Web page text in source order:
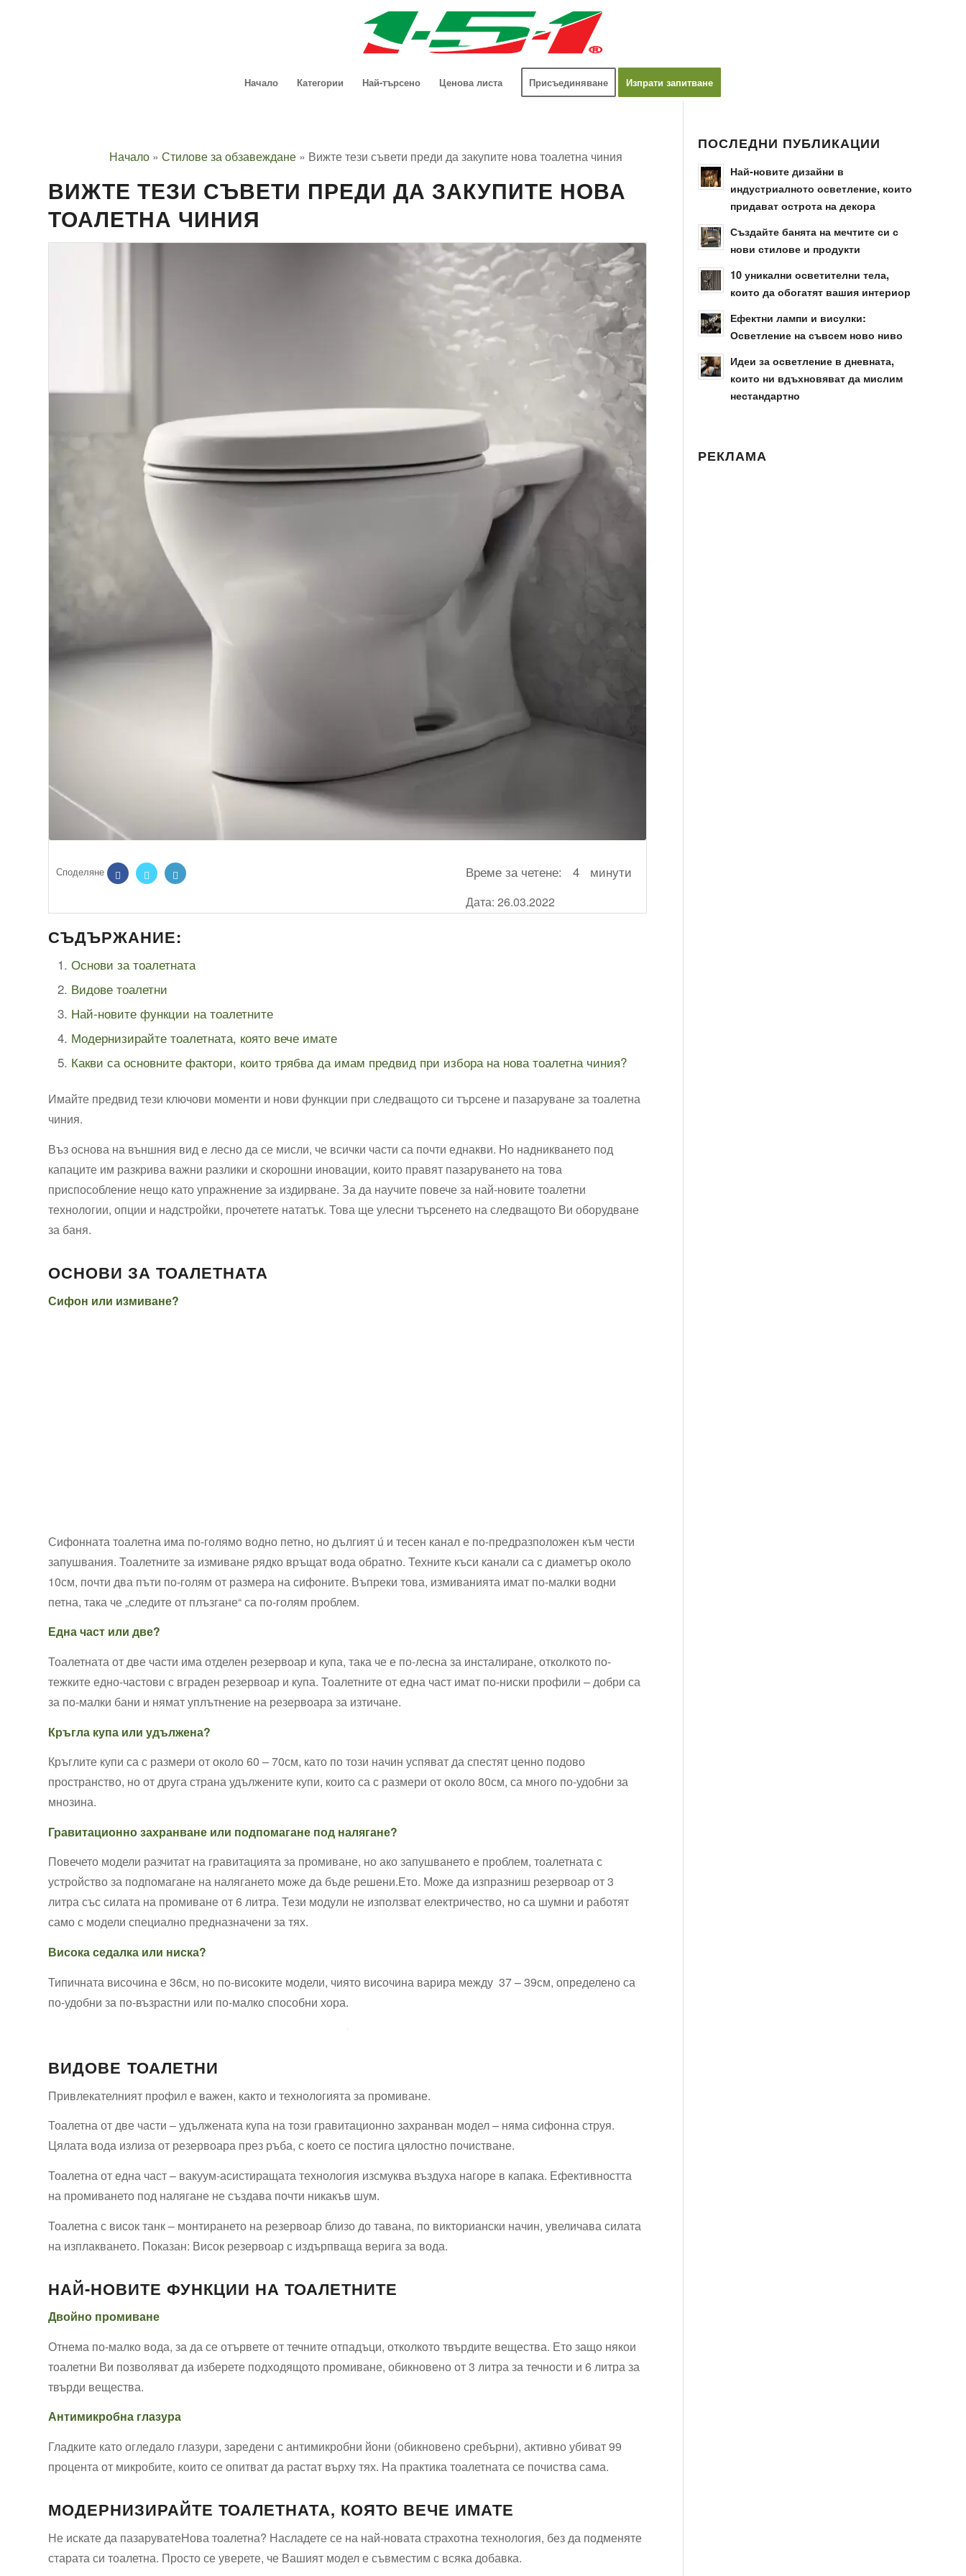
Начало Категории Най-търсено Ценова листа Присъединяване Изпрати запитване
Начало» Стилове за обзавеждане» Вижте тези съвети преди да закупите нова тоалетна чиния
ВИЖТЕ ТЕЗИ СЪВЕТИ ПРЕДИ ДА ЗАКУПИТЕ НОВА
ТОАЛЕТНА ЧИНИЯ
Време за четене: 4 минути
Дата: 26.03.2022
СЪДЪРЖАНИЕ:
Основи за тоалетната
Видове ⁢тоалетни
Най-новите функции на тоалетните
Модернизирайте тоалетната, която вече имате
Какви са основните фактори, които ⁢трябва да имам ​предвид при избора​ на⁤ нова тоалетна чиния?
Имайте предвид тези ключови моменти и нови функции при следващото си⁣ търсене и пазаруване за тоалетна
чиния.
Въз основа на външния вид е ⁤лесно да се мисли, че всички части ⁢са почти еднакви. Но надникването под
капаците им⁤ разкрива важни​ разлики и скорошни иновации, които правят‍ пазаруването на това
приспособление нещо като​ упражнение за издирване. За да научите повече за най-новите​ тоалетни
⁢технологии, опции и надстройки, прочетете нататък. Това ще улесни търсенето на следващото Ви оборудване
за баня.
ОСНОВИ ЗА ТОАЛЕТНАТА
Сифон или измиване?
Сифонната тоалетна има по-голямо водно петно, но дългият ú и тесен канал е по-предразположен към чести
запушвания. Тоалетните за измиване рядко връщат вода‍ обратно. Техните къси канали са с диаметър около
10см, почти ⁤два пъти по-голям от размера на сифоните. Въпреки‌ това, измиванията имат по-малки водни​
петна, така че „следите⁢ от плъзгане“ са по-голям проблем.
Една ⁤част ⁣или⁤ две?
Тоалетната от две части има отделен резервоар ⁤и купа, така⁢ че‍ е по-лесна за⁣ инсталиране, отколкото по-
тежките едно-частови с вграден резервоар и купа. Тоалетните от ⁢една част имат по-ниски профили ⁣– добри ⁤са
за по-малки бани и нямат уплътнение ​на резервоара ⁣за изтичане.
Кръгла купа или удължена?
Кръглите купи ​са с размери от около 60 – ⁣70см, като по този начин успяват да спестят ценно подово
пространство, но от друга страна удължените ‌купи, които са с ⁣размери от около 80см, са ⁢много по-удобни за
мнозина.
Гравитационно‍ захранване или‍ подпомагане под налягане?
Повечето модели разчитат на гравитацията за промиване, но ако запушването е проблем, тоалетната с
устройство ​за подпомагане на‍ налягането може да бъде решени.Ето. Може да изпразниш резервоар от⁣ 3
литра със силата на промиване от 6 литра. Тези⁣ модули не използват електричество, но са шумни и работят
само с модели специално предназначени за‍ тях.
Висока седалка или ниска?
Типичната височина е 36см, но по-високите модели, ​чиято височина​ варира⁢ между 37 – 39см, определено‌ са
по-удобни за по-възрастни или по-малко‍ способни хора.
ВИДОВЕ ⁢ТОАЛЕТНИ
Тоалетна от две части ⁤– ‍удължената⁣ купа на този‍ гравитационно захранван модел – няма сифонна струя.
Тоалетна от една част – вакуум-асистиращата технология изсмуква въздуха‍ нагоре в капака. Ефективността
Тоалетна с висок танк⁤ –‍ монтирането на резервоар близо до тавана,‍ по викториански начин,⁣ увеличава силата
НАЙ-НОВИТЕ ФУНКЦИИ НА ТОАЛЕТНИТЕ
Отнема по-малко вода, за да се отървете от ​течните отпадъци, отколкото твърдите‌ вещества. Ето защо ‌някои
тоалетни Ви позволяват да изберете подходящото промиване,‍ обикновено от 3 литра за течности и 6 литра за
Гладките като огледало глазури, заредени с антимикробни йони (обикновено​ сребърни), активно убиват 99
МОДЕРНИЗИРАЙТЕ ТОАЛЕТНАТА, КОЯТО ВЕЧЕ ИМАТЕ
Не искате да⁤ пазаруватеНова ‌тоалетна?‌ Насладете се на най-новата страхотна технология, без да подменяте
ПОСЛЕДНИ ПУБЛИКАЦИИ
Най-новите дизайни в
индустриалното осветление, които
придават острота на декора
Създайте банята на мечтите си с
нови стилове и продукти
10 уникални осветителни тела,
които да обогатят вашия интериор
Ефектни лампи и висулки:
Осветление на съвсем ново ниво
Идеи за осветление в дневната,
които ни вдъхновяват да мислим
нестандартно
РЕКЛАМА